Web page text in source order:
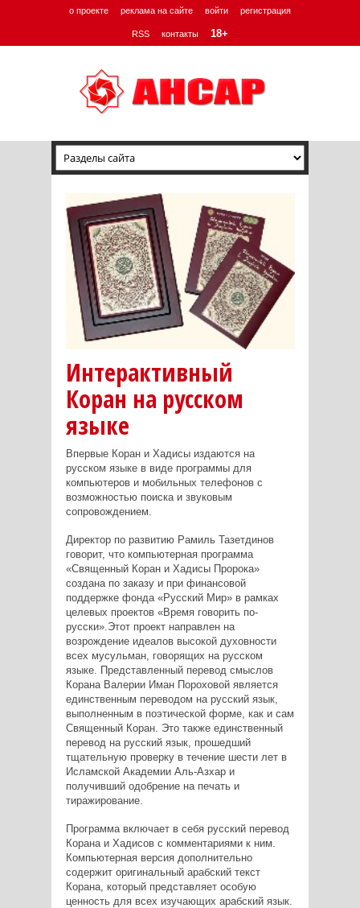
о проекте реклама на сайте войти регистрация
RSS контакты 18+
Интерактивный
Коран на русском
языке
Впервые Коран и Хадисы издаются на
русском языке в виде программы для
компьютеров и мобильных телефонов с
возможностью поиска и звуковым
сопровождением.
Директор по развитию Рамиль Тазетдинов
говорит, что компьютерная программа
«Священный Коран и Хадисы Пророка»
создана по заказу и при финансовой
поддержке фонда «Русский Мир» в рамках
целевых проектов «Время говорить по-
русски».Этот проект направлен на
возрождение идеалов высокой духовности
всех мусульман, говорящих на русском
языке. Представленный перевод смыслов
Корана Валерии Иман Пороховой является
единственным переводом на русский язык,
выполненным в поэтической форме, как и сам
Священный Коран. Это также единственный
перевод на русский язык, прошедший
тщательную проверку в течение шести лет в
Исламской Академии Аль-Азхар и
получивший одобрение на печать и
тиражирование.
Программа включает в себя русский перевод
Корана и Хадисов с комментариями к ним.
Компьютерная версия дополнительно
содержит оригинальный арабский текст
Корана, который представляет особую
ценность для всех изучающих арабский язык.